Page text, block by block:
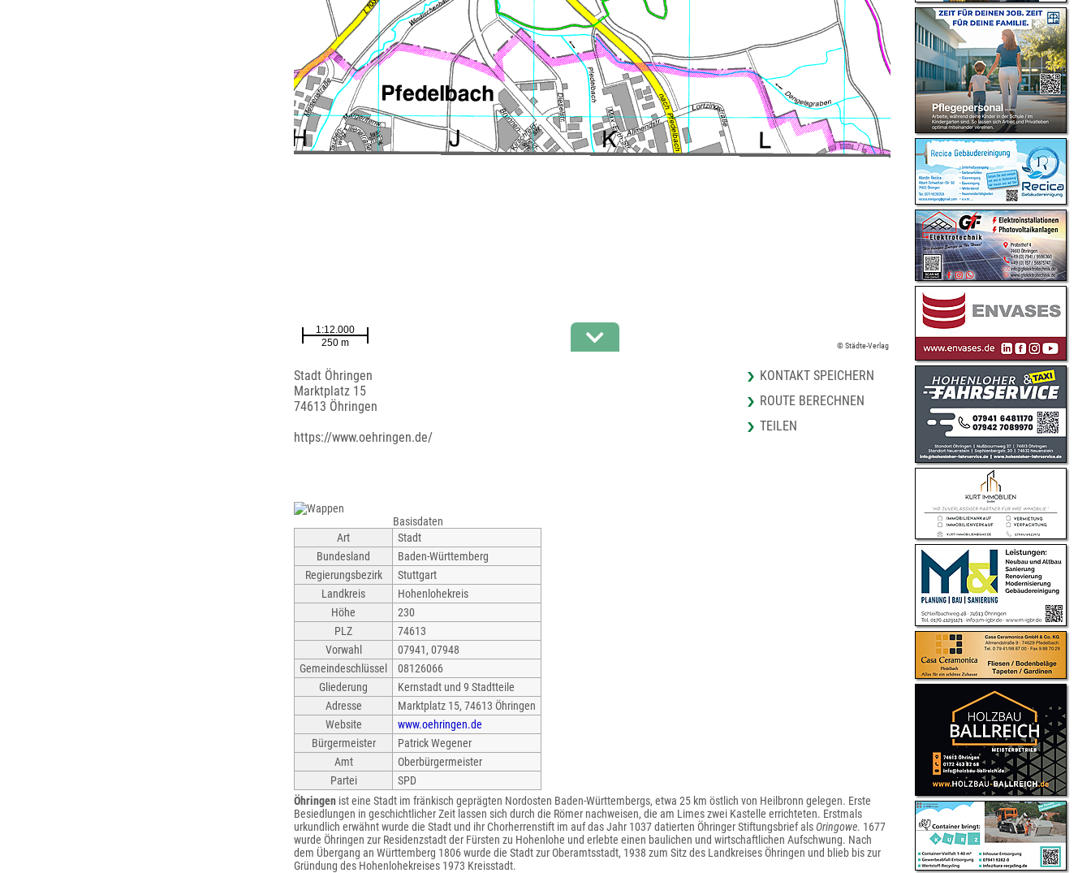
© Städte-Verlag
Stadt Öhringen
Marktplatz 15
74613 Öhringen
https://www.oehringen.de/
KONTAKT SPEICHERN
ROUTE BERECHNEN
TEILEN
Basisdaten
Art
Stadt
Bundesland
Baden-Württemberg
Regierungsbezirk
Stuttgart
Landkreis
Hohenlohekreis
Höhe
230
PLZ
74613
Vorwahl
07941, 07948
Gemeindeschlüssel
08126066
Gliederung
Kernstadt und 9 Stadtteile
Adresse
Marktplatz 15, 74613 Öhringen
Website
www.oehringen.de
Bürgermeister
Patrick Wegener
Amt
Oberbürgermeister
Partei
SPD
Öhringen ist eine Stadt im fränkisch geprägten Nordosten Baden-Württembergs, etwa 25 km östlich von Heilbronn gelegen. Erste
Besiedlungen in geschichtlicher Zeit lassen sich durch die Römer nachweisen, die am Limes zwei Kastelle errichteten. Erstmals
urkundlich erwähnt wurde die Stadt und ihr Chorherrenstift im auf das Jahr 1037 datierten Öhringer Stiftungsbrief alsOringowe. 1677
wurde Öhringen zur Residenzstadt der Fürsten zu Hohenlohe und erlebte einen baulichen und wirtschaftlichen Aufschwung. Nach
dem Übergang an Württemberg 1806 wurde die Stadt zur Oberamtsstadt, 1938 zum Sitz des Landkreises Öhringen und blieb bis zur
Gründung des Hohenlohekreises 1973 Kreisstadt.